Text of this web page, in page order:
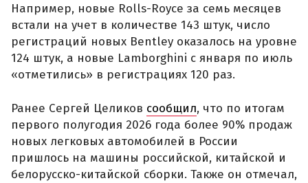
Например, новые Rolls-Royce за семь месяцев
встали на учет в количестве 143 штук, число
регистраций новых Bentley оказалось на уровне
124 штук, а новые Lamborghini с января по июль
«отметились» в регистрациях 120 раз.
Ранее Сергей Целиков сообщил, что по итогам
первого полугодия 2026 года более 90% продаж
новых легковых автомобилей в России
пришлось на машины российской, китайской и
белорусско-китайской сборки. Также он отмечал,